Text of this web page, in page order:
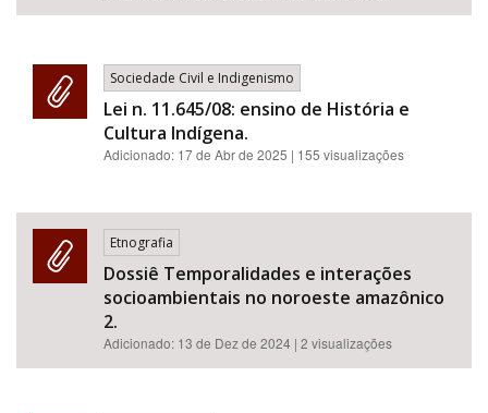
Sociedade Civil e Indigenismo
Lei n. 11.645/08: ensino de História e
Cultura Indígena.
Adicionado: 17 de Abr de 2025 | 155 visualizações
Etnografia
Dossiê Temporalidades e interações
socioambientais no noroeste amazônico
2.
Adicionado: 13 de Dez de 2024 | 2 visualizações